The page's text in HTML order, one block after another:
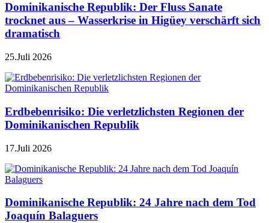
Dominikanische Republik: Der Fluss Sanate
trocknet aus – Wasserkrise in Higüey verschärft sich
dramatisch
25.Juli 2026
Erdbebenrisiko: Die verletzlichsten Regionen der
Dominikanischen Republik
17.Juli 2026
Dominikanische Republik: 24 Jahre nach dem Tod
Joaquín Balaguers